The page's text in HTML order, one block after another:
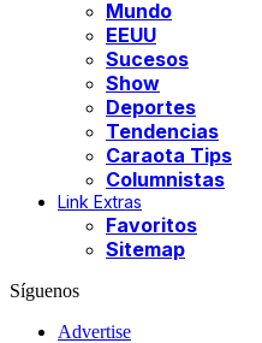
Mundo
EEUU
Sucesos
Show
Deportes
Tendencias
Caraota Tips
Columnistas
Link Extras
Favoritos
Sitemap
Síguenos
Advertise